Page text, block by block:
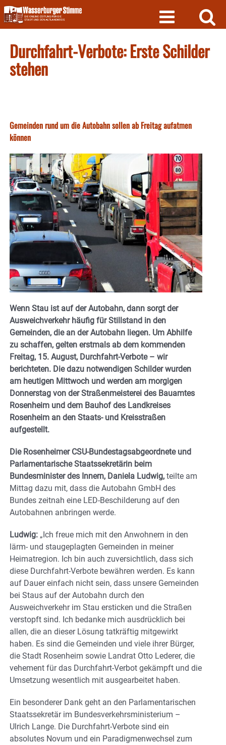
Skip
to
content
Durchfahrt-Verbote: Erste Schilder
stehen
Gemeinden rund um die Autobahn sollen ab Freitag aufatmen
können
Wenn Stau ist auf der Autobahn, dann sorgt der
Ausweichverkehr häufig für Stillstand in den
Gemeinden, die an der Autobahn liegen. Um Abhilfe
zu schaffen, gelten erstmals ab dem kommenden
Freitag, 15. August, Durchfahrt-Verbote – wir
berichteten. Die dazu notwendigen Schilder wurden
am heutigen Mittwoch und werden am morgigen
Donnerstag von der Straßenmeisterei des Bauamtes
Rosenheim und dem Bauhof des Landkreises
Rosenheim an den Staats- und Kreisstraßen
aufgestellt.
Die Rosenheimer CSU-Bundestagsabgeordnete und
Parlamentarische Staatssekretärin beim
Bundesminister des Innern, Daniela Ludwig, teilte am
Mittag dazu mit, dass die Autobahn GmbH des
Bundes zeitnah eine LED-Beschilderung auf den
Autobahnen anbringen werde.
Ludwig: „Ich freue mich mit den Anwohnern in den
lärm- und staugeplagten Gemeinden in meiner
Heimatregion. Ich bin auch zuversichtlich, dass sich
diese Durchfahrt-Verbote bewähren werden. Es kann
auf Dauer einfach nicht sein, dass unsere Gemeinden
bei Staus auf der Autobahn durch den
Ausweichverkehr im Stau ersticken und die Straßen
verstopft sind. Ich bedanke mich ausdrücklich bei
allen, die an dieser Lösung tatkräftig mitgewirkt
haben. Es sind die Gemeinden und viele ihrer Bürger,
die Stadt Rosenheim sowie Landrat Otto Lederer, die
vehement für das Durchfahrt-Verbot gekämpft und die
Umsetzung wesentlich mit ausgearbeitet haben.
Ein besonderer Dank geht an den Parlamentarischen
Staatssekretär im Bundesverkehrsministerium –
Ulrich Lange. Die Durchfahrt-Verbote sind ein
absolutes Novum und ein Paradigmenwechsel zum